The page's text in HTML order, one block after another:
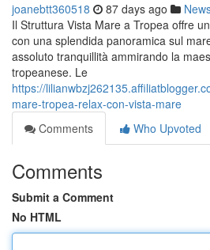
joanebtt360518 87 days ago
Il Struttura Vista Mare a Tropea offre
con una splendida panoramica sul
assoluto tranquillità ammirando la
tropeanese. Le
https://
mare-tropea-relax-con-vista-mare
Comments
Who Upvoted
Comments
Submit a Comment
No HTML